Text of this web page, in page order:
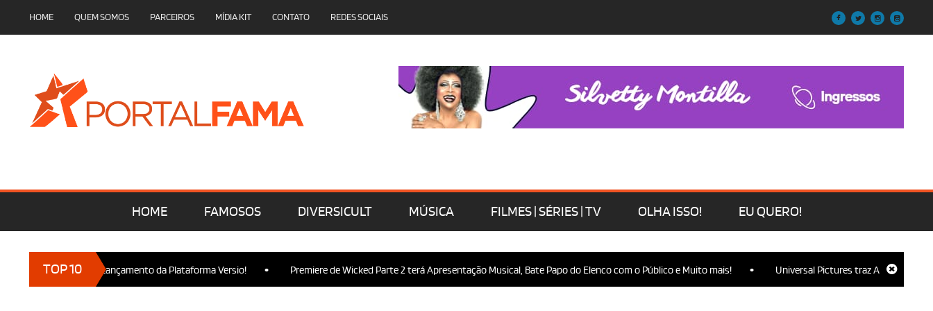
HOME QUEM SOMOS PARCEIROS MÍDIA KIT CONTATO REDES SOCIAIS
HOME FAMOSOS DIVERSICULT MÚSICA FILMES | SÉRIES | TV OLHA ISSO! EU QUERO!
TOP 10
presença no Lançamento da Plataforma Versio! Premiere de Wicked Parte 2 terá Apresentação Musical, Bate Papo do Elenco com o Público e Muito mais! Universal Pictures traz Ariana Grande,